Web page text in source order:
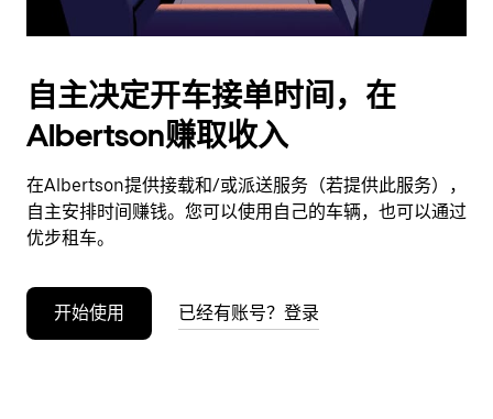
闭
日
历。
自主决定开车接单时间，在
Albertson赚取收入
在Albertson提供接载和/或派送服务（若提供此服务），
自主安排时间赚钱。您可以使用自己的车辆，也可以通过
优步租车。
开始使用 已经有账号？登录